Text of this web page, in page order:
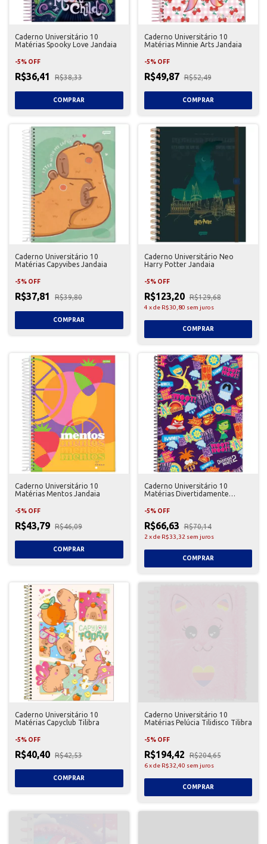
Caderno Universitário 10
Matérias Spooky Love Jandaia
-5% OFF
R$36,41 R$38,33
Caderno Universitário 10
Matérias Minnie Arts Jandaia
-5% OFF
R$49,87 R$52,49
Caderno Universitário 10
Matérias Capyvibes Jandaia
-5% OFF
R$37,81 R$39,80
Caderno Universitário Neo
Harry Potter Jandaia
-5% OFF
R$123,20 R$129,68
4 xde R$30,80 sem juros
Caderno Universitário 10
Matérias Mentos Jandaia
-5% OFF
R$43,79 R$46,09
Caderno Universitário 10
Matérias Divertidamente
-5% OFF
R$66,63 R$70,14
2 xde R$33,32 sem juros
Caderno Universitário 10
Matérias Capyclub Tilibra
-5% OFF
R$40,40 R$42,53
Caderno Universitário 10
Matérias Pelúcia Tilidisco Tilibra
-5% OFF
R$194,42 R$204,65
6 xde R$32,40 sem juros